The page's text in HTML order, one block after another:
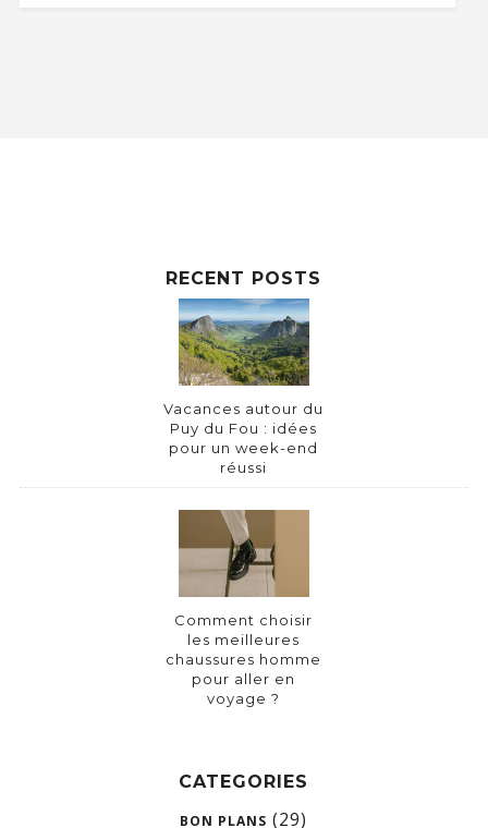
RECENT POSTS
Vacances autour du
Puy du Fou : idées
pour un week-end
réussi
Comment choisir
les meilleures
chaussures homme
pour aller en
voyage ?
CATEGORIES
BON PLANS (29)